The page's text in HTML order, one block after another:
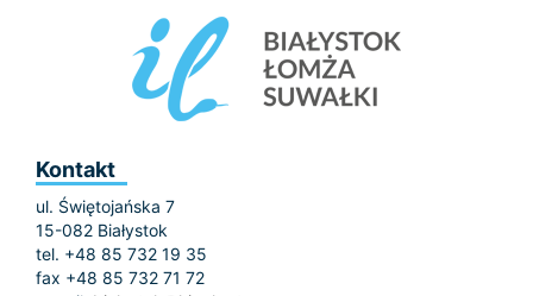
Kontakt
ul. Świętojańska 7
15-082 Białystok
tel. +48 85 732 19 35
fax +48 85 732 71 72